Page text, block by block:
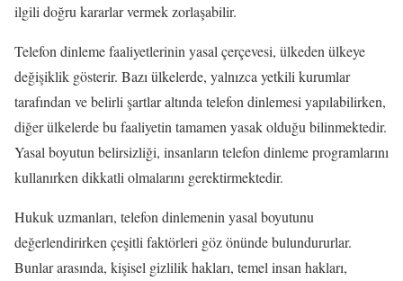
ilgili doğru kararlar vermek zorlaşabilir.
Telefon dinleme faaliyetlerinin yasal çerçevesi, ülkeden ülkeye
değişiklik gösterir. Bazı ülkelerde, yalnızca yetkili kurumlar
tarafından ve belirli şartlar altında telefon dinlemesi yapılabilirken,
diğer ülkelerde bu faaliyetin tamamen yasak olduğu bilinmektedir.
Yasal boyutun belirsizliği, insanların telefon dinleme programlarını
kullanırken dikkatli olmalarını gerektirmektedir.
Hukuk uzmanları, telefon dinlemenin yasal boyutunu
değerlendirirken çeşitli faktörleri göz önünde bulundururlar.
Bunlar arasında, kişisel gizlilik hakları, temel insan hakları,